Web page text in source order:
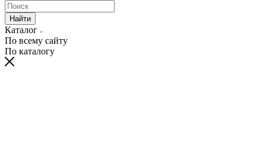
Найти
Каталог
По всему сайту
По каталогу